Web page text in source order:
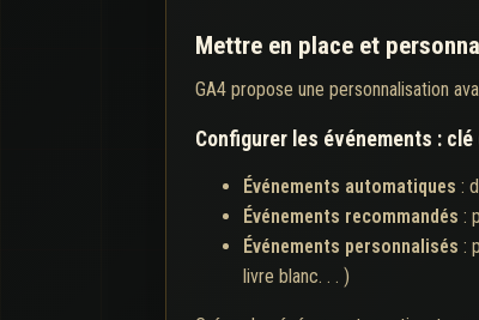
Mettre en place et
GA4 propose une personnalisation
Configurer les événements :
Événements automatiques :
Événements recommandés :
Événements personnalisés :
livre blanc. . . )